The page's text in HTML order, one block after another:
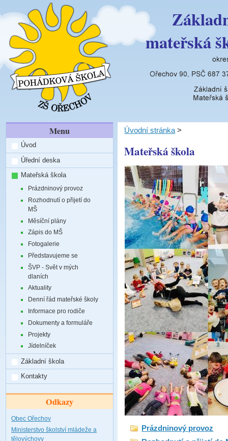
mateřská
Menu
Úvod
Úřední deska
Mateřská škola
Prázdninový provoz
Rozhodnutí o přijetí do
MŠ
Měsíční plány
Zápis do MŠ
Fotogalerie
Představujeme se
ŠVP - Svět v mých
dlaních
Aktuality
Denní řád mateřské školy
Informace pro rodiče
Dokumenty a formuláře
Projekty
Jídelníček
Základní škola
Kontakty
Odkazy
Obec Ořechov
Ministerstvo školství mládeže a
tělovýchovy
Úvodní stránka >
Mateřská škola
Prázdninový provoz